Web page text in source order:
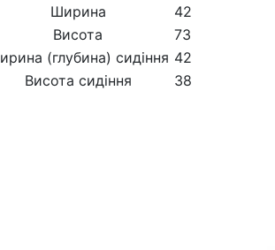
Ширина
42
Висота
73
(глубина) сидіння 42
Висота сидіння
38